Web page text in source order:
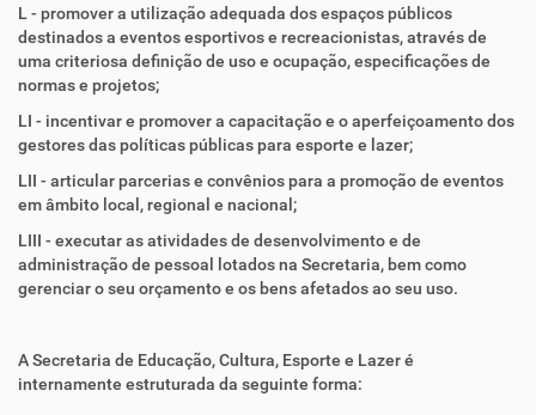
L - promover a utilização adequada dos espaços públicos
destinados a eventos esportivos e recreacionistas, através de
uma criteriosa definição de uso e ocupação, especificações de
normas e projetos;
LI - incentivar e promover a capacitação e o aperfeiçoamento dos
gestores das políticas públicas para esporte e lazer;
LII - articular parcerias e convênios para a promoção de eventos
em âmbito local, regional e nacional;
LIII - executar as atividades de desenvolvimento e de
administração de pessoal lotados na Secretaria, bem como
gerenciar o seu orçamento e os bens afetados ao seu uso.
A Secretaria de Educação, Cultura, Esporte e Lazer é
internamente estruturada da seguinte forma: